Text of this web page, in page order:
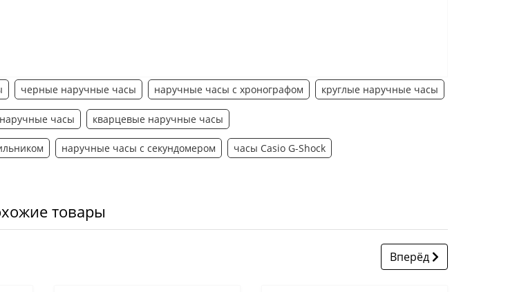
черные наручные часы наручные часы с хронографом круглые наручные часы
часы кварцевые наручные часы
наручные часы с секундомером часы Casio G-Shock
товары
Вперёд